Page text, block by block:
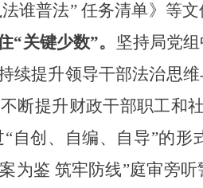
谁普法” 任务清单》等
“关键少数”。
坚持局党
续提升领导干部法治思
断提升财政干部职工和
自创、自编、自导”的
为鉴 筑牢防线”庭审旁听